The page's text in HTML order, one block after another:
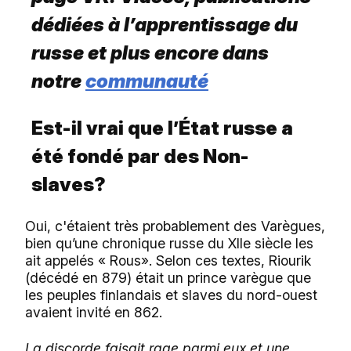
dédiées à l’apprentissage du
russe et plus encore dans
notrecommunauté
Est-il vrai que l’État russe a
été fondé par des Non-
slaves?
Oui, c'étaient très probablement des Varègues,
bien qu’une chronique russe du XIIe siècle les
ait appelés « Rous». Selon ces textes, Riourik
(décédé en 879) était un prince varègue que
les peuples finlandais et slaves du nord-ouest
avaient invité en 862.